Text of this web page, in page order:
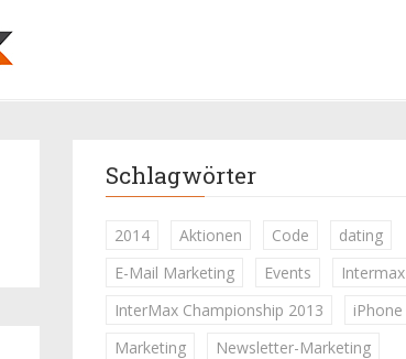
Schlagwörter
2014 Aktionen Code
dating
E-Mail Marketing
Events
Intermax
InterMax Championship 2013
iPhone
Marketing
Newsletter-Marketing